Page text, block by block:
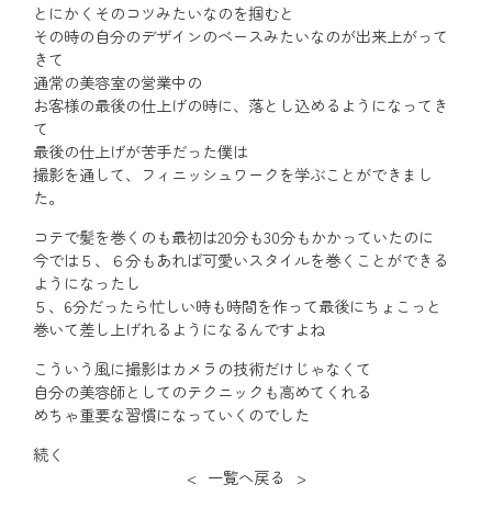
とにかくそのコツみたいなのを掴むと
その時の自分のデザインのベースみたいなのが出来上がって
きて
通常の美容室の営業中の
お客様の最後の仕上げの時に、落とし込めるようになってき
て
最後の仕上げが苦手だった僕は
撮影を通して、フィニッシュワークを学ぶことができまし
た。
コテで髪を巻くのも最初は20分も30分もかかっていたのに
今では５、６分もあれば可愛いスタイルを巻くことができる
ようになったし
５、6分だったら忙しい時も時間を作って最後にちょこっと
巻いて差し上げれるようになるんですよね
こういう風に撮影はカメラの技術だけじゃなくて
自分の美容師としてのテクニックも高めてくれる
めちゃ重要な習慣になっていくのでした
続く
< 一覧へ戻る >